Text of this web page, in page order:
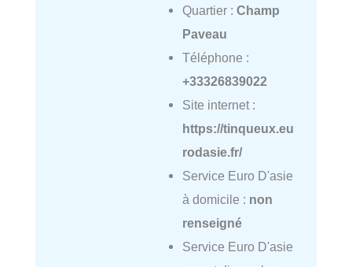
Quartier : Champ
Paveau
Téléphone :
+33326839022
Site internet :
https://tinqueux.eu
rodasie.fr/
Service Euro D'asie
à domicile : non
renseigné
Service Euro D'asie